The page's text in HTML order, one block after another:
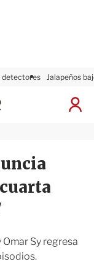
detectores Jalapeños
I
ó
n
x
i
r
Sy regresa